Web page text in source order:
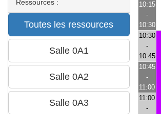
Ressources :
10:15
-
10:30
10:30
-
10:45
10:45
-
11:00
11:00
-